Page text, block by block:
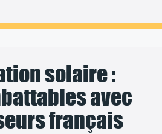
solaire :
avec
français